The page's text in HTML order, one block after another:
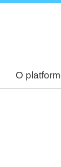
O